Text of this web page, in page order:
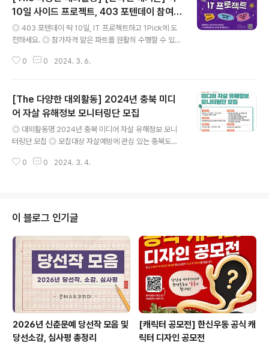
10일 사이드 프로젝트, 403 포텐데이 참여자
모집
◎ 403 포텐데이 딱 10일, IT 프로젝트하고 1Pick에 도
전하세요. ◎ 참가자격 맡은 파트를 원활히 수행할 수 있다
서비스 기획 디자인_프로덕트 디자인 개발_프론트엔드 개
- 1등팀 & 직무 별 최고 동료 시상 - 네이버 클라우드 플랫
폼 팀당 100만원 크레딧 - 온보딩 및 프로젝트 가이드북
제공 ◎ 접수 기간 2024.2.26(월) ~ 2024.3.17(일) ◎
얼리버드 기간 2024.2.26(월) ~ 2024.3.1(금) - 참가비
라인 해커톤 포텐데이는..
0 0 2024. 3. 6.
[The 다양한 대외활동] 2024년 충북 미디
어 자살 유해정보 모니터링단 모집
◎ 대외활동명 2024년 충북 미디어 자살 유해정보 모니
터링단 모집 ◎ 모집대상 자살예방에 관심 있는 충북도내
22.(금) / 모집인원 마감 시 종료 ◎ 활동기간 2024. 4. ~
정보 제보 - 제보양식 작성 후 홈페이지 업로드 - 활동기간
내 16건 이상 모니터링 - 미디어 모니터링단 심리지원 프
로그램 ◎ 활동일정 - 오리엔테이션 및 교육 : 2024년 4
월 중(필수참여) - 모니터링 활동 : 2024년 4월 ~ 2024
년 11월 - 해단식 및 우..
0 0 2024. 3. 4.
이 블로그 인기글
2026년 신춘문예 당선작 모음 및
당선소감, 심사평 총정리
[캐릭터 공모전] 한신우동 공식 캐
릭터 디자인 공모전